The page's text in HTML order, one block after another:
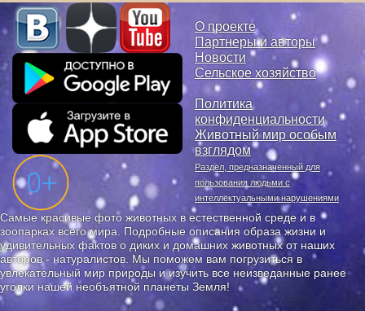
О проекте
Партнеры и авторы
Новости
Сельское хозяйство
Политика
конфиденциальности
Животный мир особым
взглядом
Раздел, предназначенный для
пользования людьми с
интеллектуальными нарушениями
Самые красивые фото животных в естественной среде и в
зоопарках всего мира. Подробные описания образа жизни и
удивительных фактов о диких и домашних животных от наших
авторов - натуралистов. Мы поможем вам погрузиться в
увлекательный мир природы и изучить все неизведанные ранее
уголки нашей необъятной планеты Земля!